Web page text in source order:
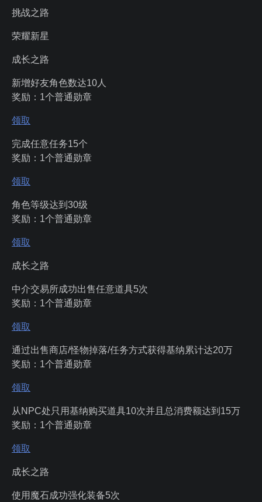
挑战之路
荣耀新星
成长之路
新增好友角色数达10人
奖励：1个普通勋章
领取
完成任意任务15个
奖励：1个普通勋章
领取
角色等级达到30级
奖励：1个普通勋章
领取
成长之路
中介交易所成功出售任意道具5次
奖励：1个普通勋章
领取
通过出售商店/怪物掉落/任务方式获得基纳累计达20万
奖励：1个普通勋章
领取
从NPC处只用基纳购买道具10次并且总消费额达到15万
奖励：1个普通勋章
领取
成长之路
使用魔石成功强化装备5次